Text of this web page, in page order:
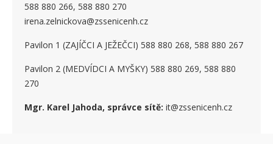
588 880 266, 588 880 270
irena.zelnickova@zssenicenh.cz
Pavilon 1 (ZAJÍČCI A JEŽEČCI) 588 880 268, 588 880 267
Pavilon 2 (MEDVÍDCI A MYŠKY) 588 880 269, 588 880
270
Mgr. Karel Jahoda, správce sítě: it@zssenicenh.cz